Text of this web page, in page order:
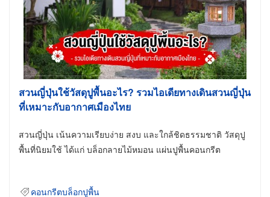
สวนญี่ปุ่นใช้วัสดุปูพื้นอะไร? รวมไอเดียทางเดินสวนญี่ปุ่น
ที่เหมาะกับอากาศเมืองไทย
สวนญี่ปุ่น เน้นความเรียบง่าย สงบ และใกล้ชิดธรรมชาติ วัสดุปู
พื้นที่นิยมใช้ ได้แก่ บล็อกลายไม้หมอน แผ่นปูพื้นคอนกรีต
คอนกรีตบล็อกปูพื้น